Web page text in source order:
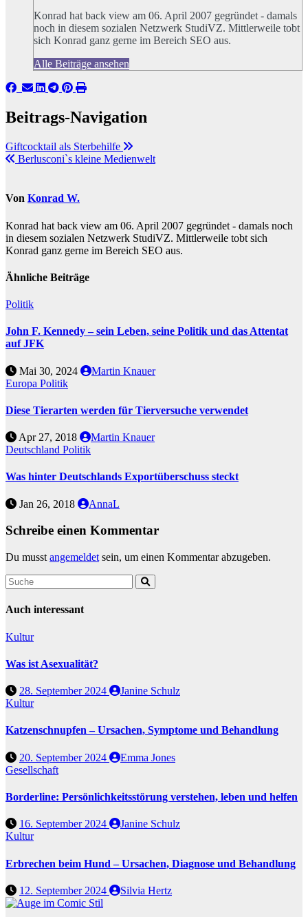
Konrad hat back view am 06. April 2007 gegründet - damals
noch in diesem sozialen Netzwerk StudiVZ. Mittlerweile tobt
sich Konrad ganz gerne im Bereich SEO aus.
Alle Beiträge ansehen
Beitrags-Navigation
Giftcocktail als Sterbehilfe
Berlusconi`s kleine Medienwelt
Von Konrad W.
Konrad hat back view am 06. April 2007 gegründet - damals noch
in diesem sozialen Netzwerk StudiVZ. Mittlerweile tobt sich
Konrad ganz gerne im Bereich SEO aus.
Ähnliche Beiträge
Politik
John F. Kennedy – sein Leben, seine Politik und das Attentat
auf JFK
Mai 30, 2024
Martin Knauer
Europa Politik
Diese Tierarten werden für Tierversuche verwendet
Apr 27, 2018
Martin Knauer
Deutschland Politik
Was hinter Deutschlands Exportüberschuss steckt
Jan 26, 2018 AnnaL
Schreibe einen Kommentar
Du musst angemeldet sein, um einen Kommentar abzugeben.
Auch interessant
Kultur
Was ist Asexualität?
28. September 2024
Janine Schulz
Kultur
Katzenschnupfen – Ursachen, Symptome und Behandlung
20. September 2024
Emma Jones
Gesellschaft
Borderline: Persönlichkeitsstörung verstehen, leben und helfen
16. September 2024
Janine Schulz
Kultur
Erbrechen beim Hund – Ursachen, Diagnose und Behandlung
12. September 2024 Silvia Hertz